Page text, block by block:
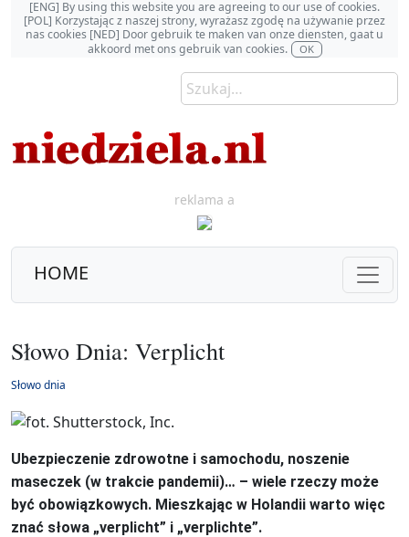
[ENG] By using this website you are agreeing to our use of cookies.
[POL] Korzystając z naszej strony, wyrażasz zgodę na używanie przez
nas cookies [NED] Door gebruik te maken van onze diensten, gaat u
akkoord met ons gebruik van cookies.
OK
reklama a
HOME
Słowo Dnia: Verplicht
Słowo dnia
Ubezpieczenie zdrowotne i samochodu, noszenie
maseczek (w trakcie pandemii)… – wiele rzeczy może
być obowiązkowych. Mieszkając w Holandii warto więc
znać słowa „verplicht” i „verplichte”.